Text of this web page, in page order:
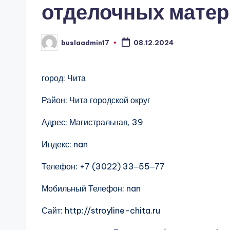
отделочных
Запись
от
buslaadmin17 08.12.2024
город: Чита
Район: Чита городской округ
Адрес: Магистральная, 39
Индекс: nan
Телефон: +7 (3022) 33‒55‒77
Мобильный Телефон: nan
Сайт: http://stroyline-chita.ru